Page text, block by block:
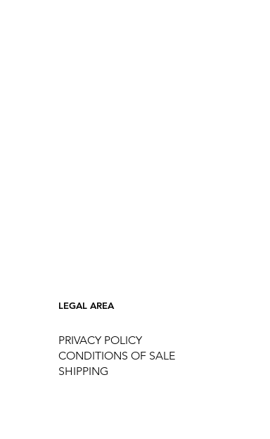
LEGAL AREA
PRIVACY POLICY
CONDITIONS OF SALE
SHIPPING